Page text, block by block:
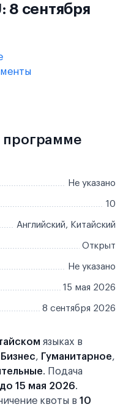
8 сентября
программе
Не указано
10
Английский, Китайский
Открыт
Не указано
15 мая 2026
8 сентября 2026
языках в
Бизнес, Гуманитарное,
. Подача
до 15 мая 2026.
квоты в 10